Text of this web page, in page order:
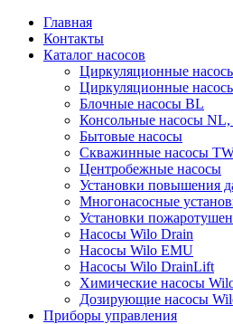
Главная
Контакты
Каталог насосов
Циркуляционные
Циркуляционные
Блочные насосы BL
Консольные насосы
Бытовые насосы
Скважинные насосы
Центробежные насосы
Установки повышения
Многонасосные
Установки
Насосы Wilo Drain
Насосы Wilo EMU
Насосы Wilo DrainLift
Химические насосы
Дозирующие насосы
Приборы управления